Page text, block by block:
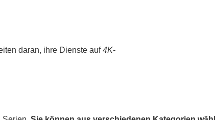
daran, ihre Dienste auf4K-